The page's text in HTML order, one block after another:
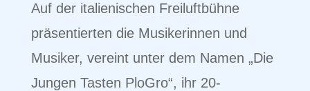
Auf der italienischen Freiluftbühne
präsentierten die Musikerinnen und
Musiker, vereint unter dem Namen „Die
Jungen Tasten PloGro“, ihr 20-